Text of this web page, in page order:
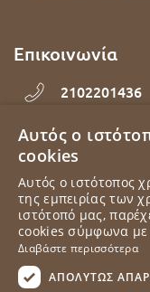
Επικοινωνία
2102201436
Εθνάρχου
Δευτέρα -
Αυτός ο
cookies
Αυτός ο ιστότοπος
της εμπειρίας των
ιστότοπό μας,
cookies σύμφωνα με
Διαβάστε περισσότερα
ΑΠΟΛΎΤΩΣ